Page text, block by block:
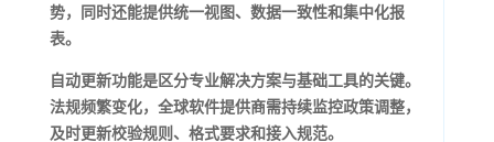
势，同时还能提供统一视图、数据一致性和集中化报
表。
自动更新功能是区分专业解决方案与基础工具的关键。
法规频繁变化，全球软件提供商需持续监控政策调整，
及时更新校验规则、格式要求和接入规范。